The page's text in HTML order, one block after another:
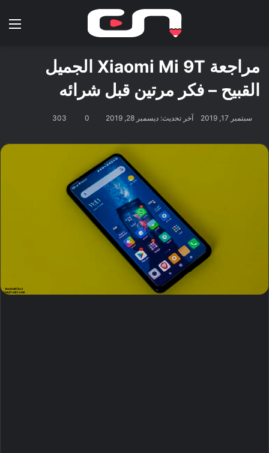
مراجعة Xiaomi Mi 9T الجميل
القبيح – فكر مرتين قبل شرائه
سبتمبر 17, 2019 آخر تحديث: ديسمبر 28, 2019 0
303